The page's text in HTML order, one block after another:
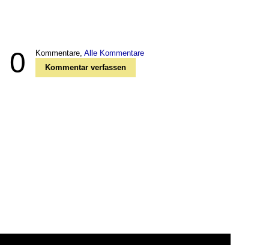
0 Kommentare, Alle Kommentare
Kommentar verfassen